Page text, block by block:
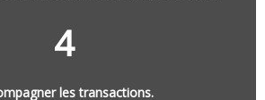
4
les transactions.